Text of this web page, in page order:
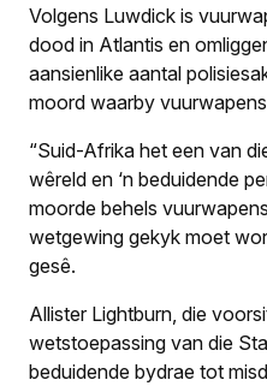
Volgens Luwdick is
dood in Atlantis en
aansienlike aantal
moord waarby
“Suid-Afrika het een van
wêreld en ‘n beduidende
moorde behels
wetgewing gekyk moet
gesê.
Allister Lightburn, die
wetstoepassing van die
beduidende bydrae tot